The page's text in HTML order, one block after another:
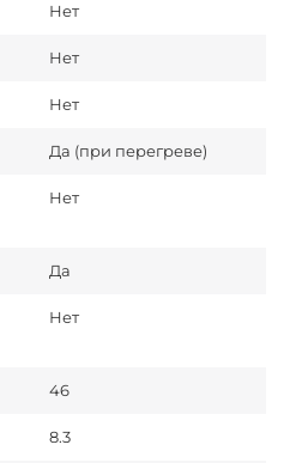
Нет
Нет
Нет
Да (при перегреве)
Нет
Да
Нет
46
8.3